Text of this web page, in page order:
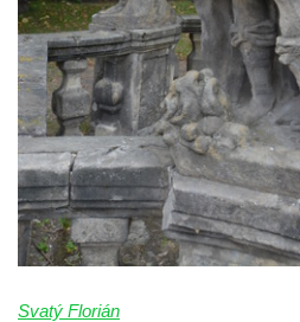
Svatý Florián